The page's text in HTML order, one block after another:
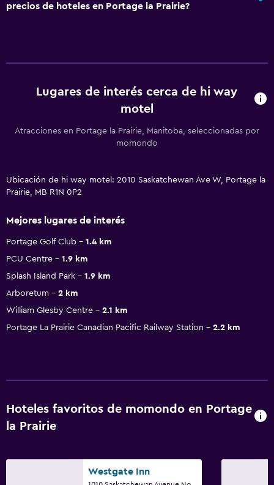
precios de hoteles en Portage la Prairie?
Lugares de interés cerca de hi way
motel
Atracciones en Portage la Prairie, Manitoba, seleccionadas por
momondo
Ubicación de hi way motel: 2010 Saskatchewan Ave W, Portage la
Prairie, MB R1N 0P2
Mejores lugares de interés
Portage Golf Club
1.4 km
PCU Centre
1.9 km
Splash Island Park
1.9 km
Arboretum
2 km
William Glesby Centre
2.1 km
Portage La Prairie Canadian Pacific Railway Station
2.2 km
Hoteles favoritos de momondo en Portage
la Prairie
Westgate Inn